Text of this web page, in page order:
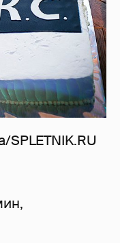
SPLETNIK.RU
,